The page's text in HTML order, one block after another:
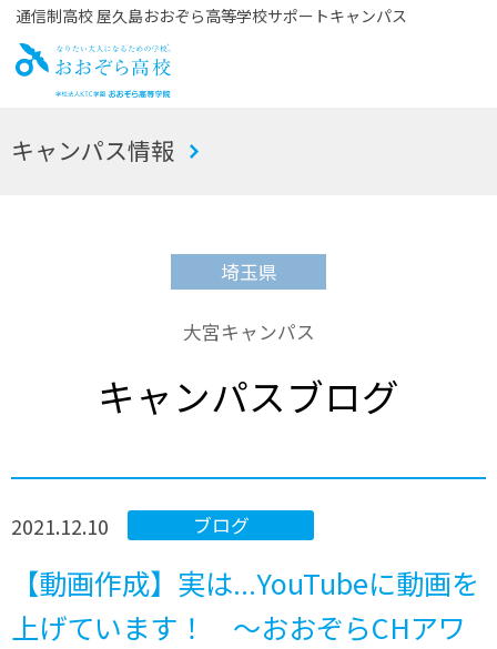
通信制高校 屋久島おおぞら高等学校サポートキャンパス
お
キャンパス情報
埼玉県
大宮キャンパス
キャンパスブログ
ブログ
2021.12.10
【動画作成】実は...YouTubeに動画を
上げています！ ～おおぞらCHアワ